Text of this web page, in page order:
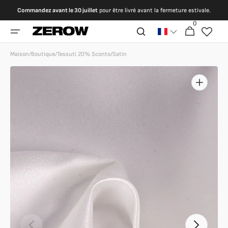
passer
au
contenu
Commandez avant le 30 juillet pour être livré avant la fermeture estivale.
Panier
0
0 article
Maison/Boutique/Tessuti 20% Sconto/Satin